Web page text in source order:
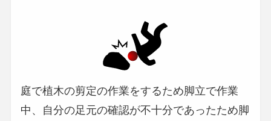
庭で植木の剪定の作業をするため脚立で作業
中、自分の足元の確認が不十分であったため脚